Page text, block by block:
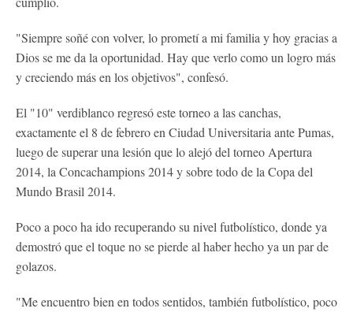
"Siempre soñé con volver, lo prometí a mi familia y hoy gracias a
Dios se me da la oportunidad. Hay que verlo como un logro más
y creciendo más en los objetivos", confesó.
El "10" verdiblanco regresó este torneo a las canchas,
exactamente el 8 de febrero en Ciudad Universitaria ante Pumas,
luego de superar una lesión que lo alejó del torneo Apertura
2014, la Concachampions 2014 y sobre todo de la Copa del
Mundo Brasil 2014.
Poco a poco ha ido recuperando su nivel futbolístico, donde ya
demostró que el toque no se pierde al haber hecho ya un par de
golazos.
"Me encuentro bien en todos sentidos, también futbolístico, poco